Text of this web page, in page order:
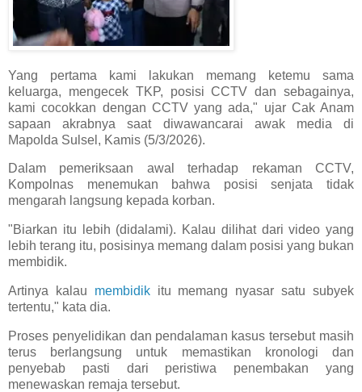
Yang pertama kami lakukan memang ketemu sama
keluarga, mengecek TKP, posisi CCTV dan sebagainya,
kami cocokkan dengan CCTV yang ada," ujar Cak Anam
sapaan akrabnya saat diwawancarai awak media di
Mapolda Sulsel, Kamis (5/3/2026).
Dalam pemeriksaan awal terhadap rekaman CCTV,
Kompolnas menemukan bahwa posisi senjata tidak
mengarah langsung kepada korban.
"Biarkan itu lebih (didalami). Kalau dilihat dari video yang
lebih terang itu, posisinya memang dalam posisi yang bukan
membidik.
Artinya kalau membidikitu memang nyasar satu subyek
tertentu," kata dia.
Proses penyelidikan dan pendalaman kasus tersebut masih
terus berlangsung untuk memastikan kronologi dan
penyebab pasti dari peristiwa penembakan yang
menewaskan remaja tersebut.